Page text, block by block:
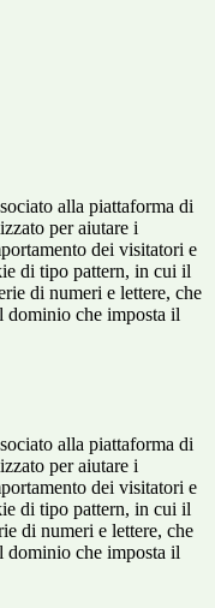
alla piattaforma di
per aiutare i
dei visitatori e
di tipo pattern, in cui il
di numeri e lettere, che
dominio che imposta il
alla piattaforma di
per aiutare i
dei visitatori e
di tipo pattern, in cui il
di numeri e lettere, che
dominio che imposta il